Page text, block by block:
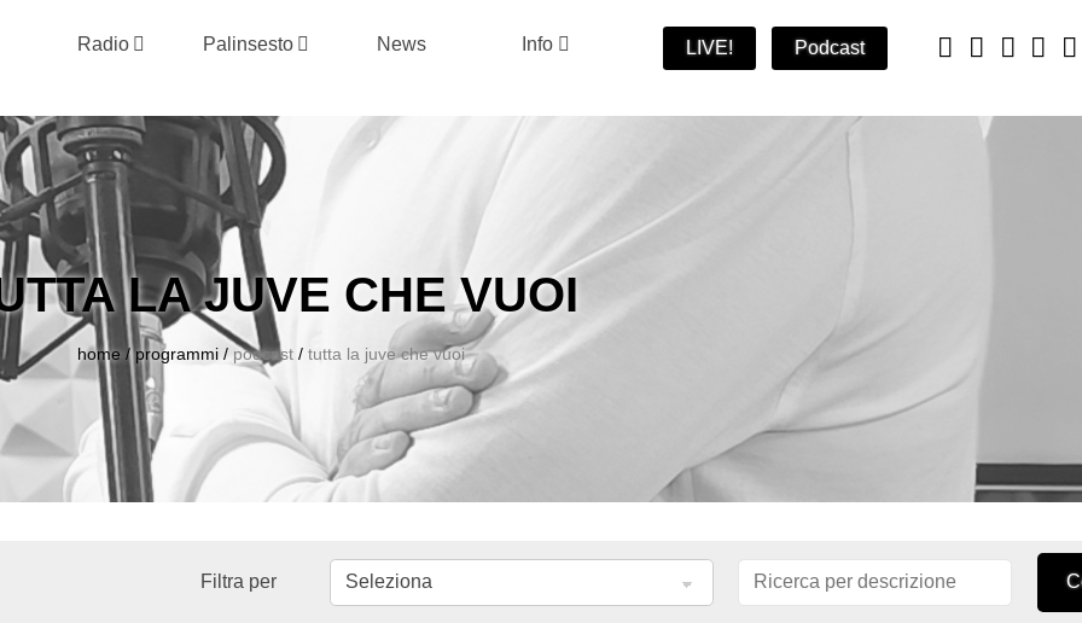
Radio Palinsesto News Info LIVE! Podcast
LA JUVE CHE VUOI
home /programmi/ podcast/ tutta la juve che vuoi
Filtra per